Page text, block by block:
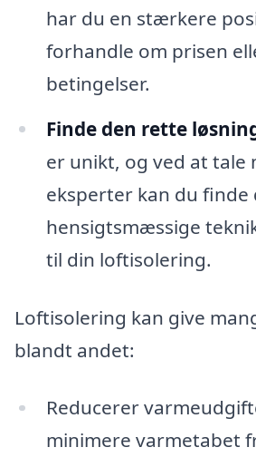
har du en stærkere
forhandle om prisen
betingelser.
Finde den rette
er unikt, og ved at tale
eksperter kan du finde
hensigtsmæssige
til din loftisolering.
Loftisolering kan give
blandt andet:
Reducerer
minimere varmetabet